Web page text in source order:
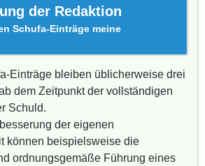
der Redaktion
Schufa-Einträge meine
Einträge bleiben üblicherweise drei
dem Zeitpunkt der vollständigen
Schuld.
der eigenen
können beispielsweise die
ordnungsgemäße Führung eines